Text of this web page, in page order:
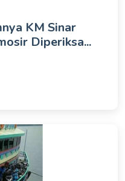
KM Sinar
Diperiksa...